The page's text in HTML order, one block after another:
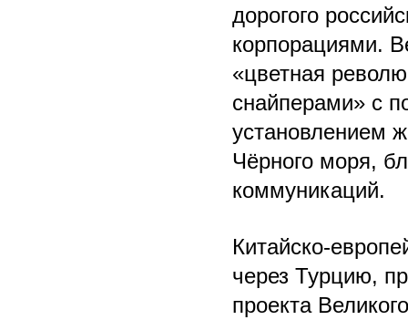
дорогого
корпорациями.
«цветная
снайперами» с
установлением
Чёрного моря,
коммуникаций.
Китайско-
через Турцию,
проекта